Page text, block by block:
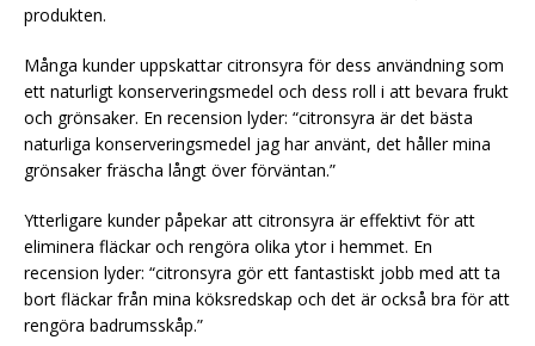
produkten.
Många kunder uppskattar citronsyra för dess användning som
ett naturligt konserveringsmedel och dess roll i att bevara frukt
och grönsaker. En recension lyder: “citronsyra är det bästa
naturliga konserveringsmedel jag har använt, det håller mina
grönsaker fräscha långt över förväntan.”
Ytterligare kunder påpekar att citronsyra är effektivt för att
eliminera fläckar och rengöra olika ytor i hemmet. En
recension lyder: “citronsyra gör ett fantastiskt jobb med att ta
bort fläckar från mina köksredskap och det är också bra för att
rengöra badrumsskåp.”